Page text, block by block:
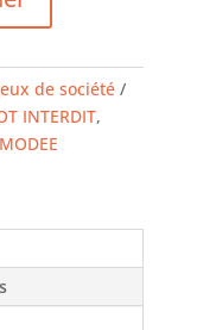
de société
INTERDIT,